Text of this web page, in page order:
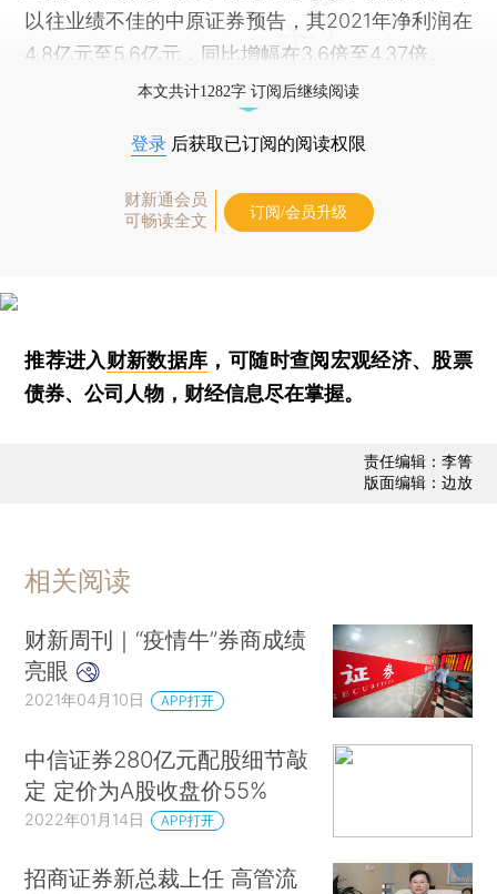
以往业绩不佳的中原证券预告，其2021年净利润在
4.8亿元至5.6亿元，同比增幅在3.6倍至4.37倍。
本文共计1282字 订阅后继续阅读
登录 后获取已订阅的阅读权限
财新通会员
可畅读全文
订阅/会员升级
推荐进入财新数据库 ，可随时查阅宏观经济、股票
债券、公司人物，财经信息尽在掌握。
责任编辑：李箐
版面编辑：边放
相关阅读
财新周刊｜“疫情牛”券商成绩
亮眼
2021年04月10日 APP打开
中信证券280亿元配股细节敲
定 定价为A股收盘价55%
2022年01月14日 APP打开
招商证券新总裁上任 高管流